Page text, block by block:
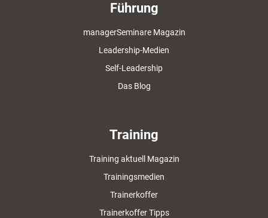
Führung
managerSeminare Magazin
Leadership-Medien
Self-Leadership
Das Blog
Training
Training aktuell Magazin
Trainingsmedien
Trainerkoffer
Trainerkoffer Tipps